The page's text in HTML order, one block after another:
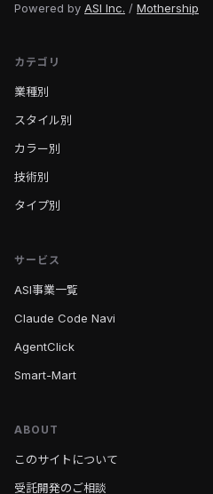
Powered by ASI Inc. / Mothership
カテゴリ
業種別
スタイル別
カラー別
技術別
タイプ別
サービス
ASI事業一覧
Claude Code Navi
AgentClick
Smart-Mart
ABOUT
このサイトについて
受託開発のご相談